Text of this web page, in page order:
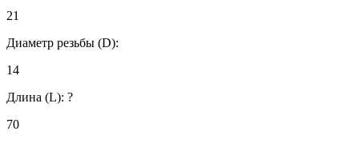
21
Диаметр резьбы (D):
14
Длина (L): ?
70